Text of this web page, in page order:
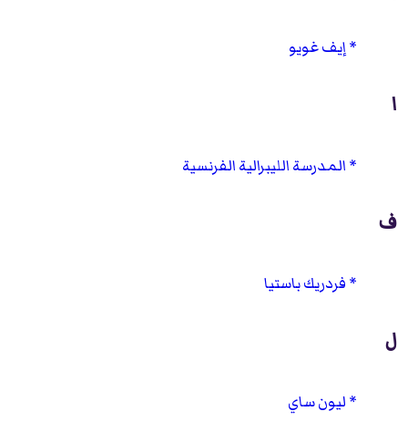
إيف غويو
ا
المدرسة الليبرالية الفرنسية
ف
فردريك باستيا
ل
ليون ساي